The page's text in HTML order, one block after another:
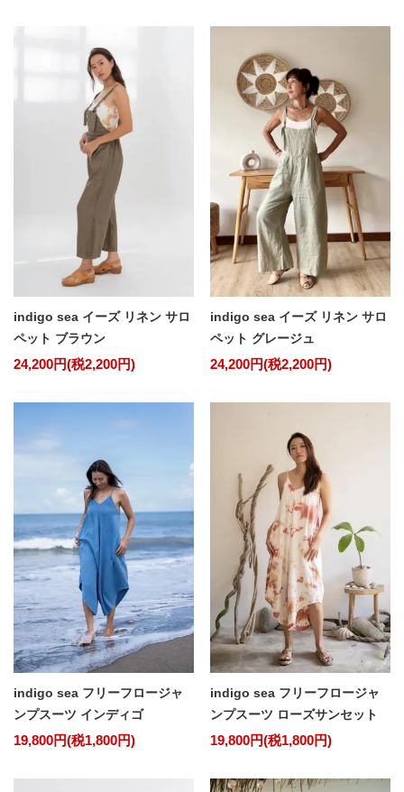
indigo sea イーズ リネン サロ
ペット ブラウン
24,200円(税2,200円)
indigo sea イーズ リネン サロ
ペット グレージュ
24,200円(税2,200円)
indigo sea フリーフロージャ
ンプスーツ インディゴ
19,800円(税1,800円)
indigo sea フリーフロージャ
ンプスーツ ローズサンセット
19,800円(税1,800円)